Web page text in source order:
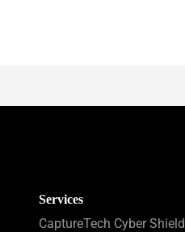
Services
CaptureTech Cyber Shield